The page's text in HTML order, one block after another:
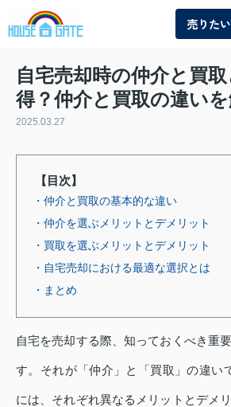
売りたい
自宅売却時の仲介と買
得？仲介と買取の違い
2025.03.27
【目次】
・仲介と買取の基本的な違い
・仲介を選ぶメリットとデメリット
・買取を選ぶメリットとデメリット
・自宅売却における最適な選択とは
・まとめ
自宅を売却する際、知っておくべき重
す。それが「仲介」と「買取」の違い
には、それぞれ異なるメリットとデメ